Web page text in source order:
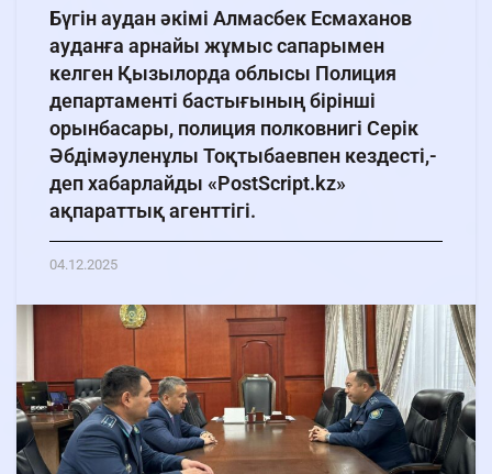
Бүгін аудан әкімі Алмасбек Есмаханов
ауданға арнайы жұмыс сапарымен
келген Қызылорда облысы Полиция
департаменті бастығының бірінші
орынбасары, полиция полковнигі Серік
Әбдімәуленұлы Тоқтыбаевпен кездесті,-
деп хабарлайды «PostScript.kz»
ақпараттық агенттігі.
04.12.2025